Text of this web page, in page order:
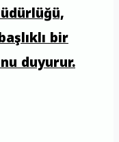
bir
duyurur.